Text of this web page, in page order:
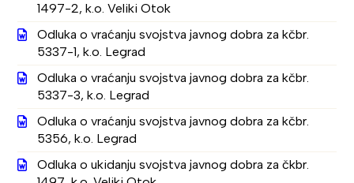
1497-2, k.o. Veliki Otok
Odluka o vraćanju svojstva javnog dobra za kčbr.
5337-1, k.o. Legrad
Odluka o vraćanju svojstva javnog dobra za kčbr.
5337-3, k.o. Legrad
Odluka o vraćanju svojstva javnog dobra za kčbr.
5356, k.o. Legrad
Odluka o ukidanju svojstva javnog dobra za čkbr.